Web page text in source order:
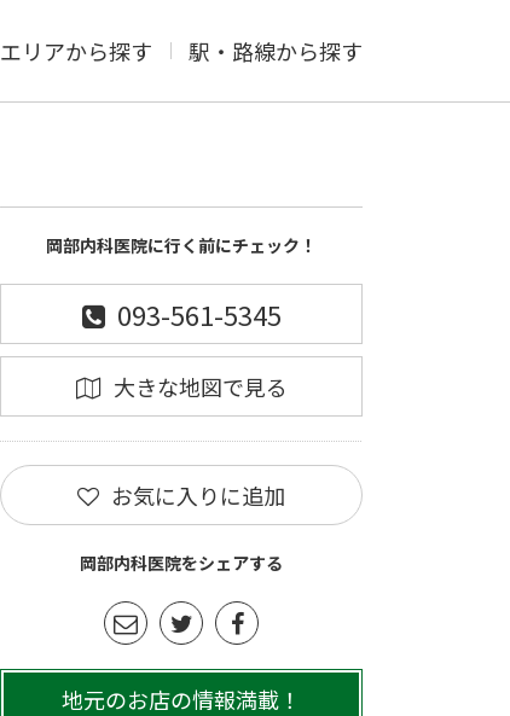
エリアから探す 駅・路線から探す
岡部内科医院に行く前にチェック！
093-561-5345
大きな地図で見る
お気に入りに追加
岡部内科医院をシェアする
地元のお店の情報満載！